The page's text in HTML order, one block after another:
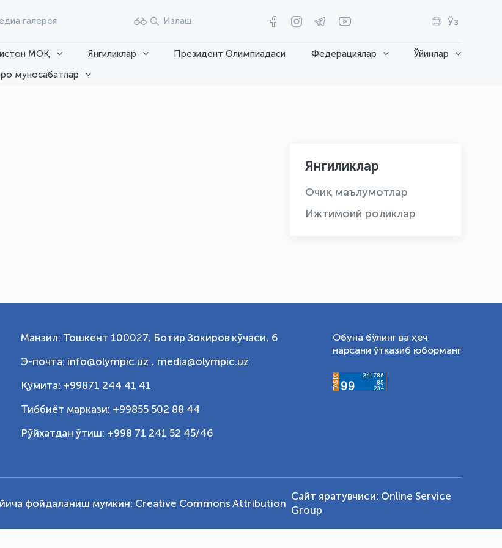
галерея Излаш Ўз
МОҚ Янгиликлар Президент Олимпиадаси Федерациялар
Ўйинлар
муносабатлар
Янгиликлар
Очиқ маълумотлар
Ижтимоий роликлар
Манзил: Тошкент 100027, Ботир Зокиров кўчаси, 6
Э-почта: info@olympic.uz , media@olympic.uz
Қўмита: +99871 244 41 41
Тиббиёт маркази: +99855 502 88 44
Рўйхатдан ўтиш: +998 71 241 52 45/46
Обуна бўлинг ва ҳеч
нарсани ўтказиб юборманг
фойдаланиш мумкин: Creative Commons Attribution
Сайт яратувчиси: Online Service
Group
OLYMPCHIK AI - yordamchi